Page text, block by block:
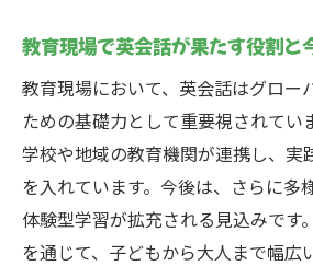
教育現場で英会話が果たす役割と
教育現場において、英会話はグロー
ための基礎力として重要視されてい
学校や地域の教育機関が連携し、実
を入れています。今後は、さらに多
体験型学習が拡充される見込みです
を通じて、子どもから大人まで幅広